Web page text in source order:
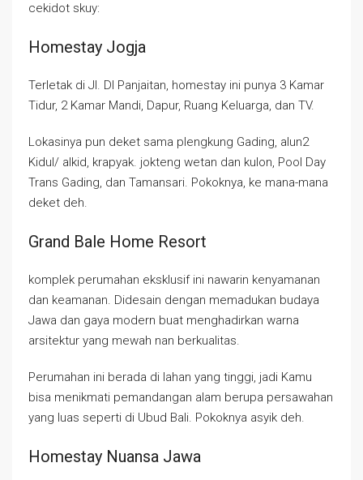
cekidot skuy:
Homestay Jogja
Terletak di Jl. DI Panjaitan, homestay ini punya 3 Kamar
Tidur, 2 Kamar Mandi, Dapur, Ruang Keluarga, dan TV.
Lokasinya pun deket sama plengkung Gading, alun2
Kidul/ alkid, krapyak. jokteng wetan dan kulon, Pool Day
Trans Gading, dan Tamansari. Pokoknya, ke mana-mana
deket deh.
Grand Bale Home Resort
komplek perumahan eksklusif ini nawarin kenyamanan
dan keamanan. Didesain dengan memadukan budaya
Jawa dan gaya modern buat menghadirkan warna
arsitektur yang mewah nan berkualitas.
Perumahan ini berada di lahan yang tinggi, jadi Kamu
bisa menikmati pemandangan alam berupa persawahan
yang luas seperti di Ubud Bali. Pokoknya asyik deh.
Homestay Nuansa Jawa